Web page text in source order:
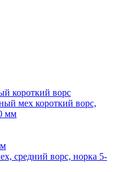
короткий ворс
мех короткий ворс,
мм
средний ворс, норка 5-